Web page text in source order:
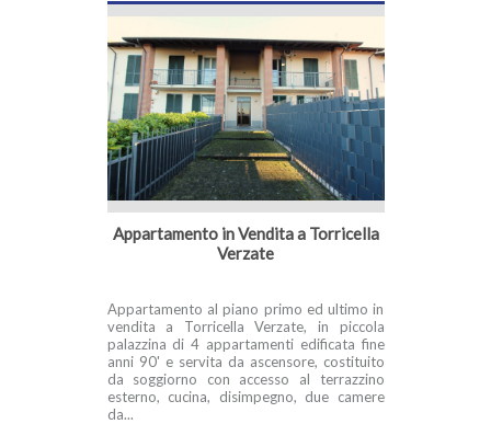
Appartamento in Vendita a Torricella
Verzate
Appartamento al piano primo ed ultimo in
vendita a Torricella Verzate, in piccola
palazzina di 4 appartamenti edificata fine
anni 90' e servita da ascensore, costituito
da soggiorno con accesso al terrazzino
esterno, cucina, disimpegno, due camere
da...